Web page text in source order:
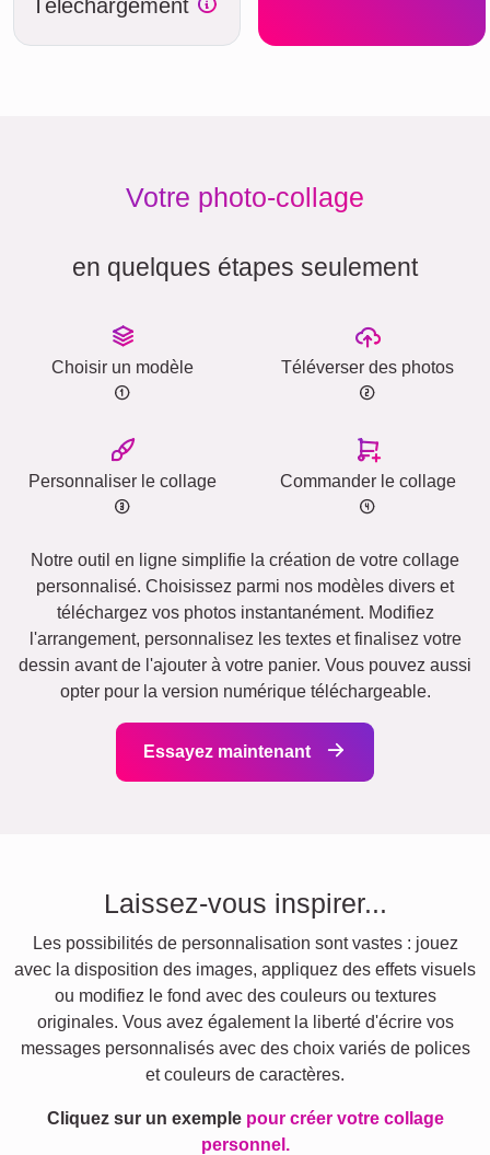
Téléchargement
Votre photo-collage
en quelques étapes seulement
Choisir un modèle Téléverser des photos
Personnaliser le collage Commander le collage
Notre outil en ligne simplifie la création de votre collage
personnalisé. Choisissez parmi nos modèles divers et
téléchargez vos photos instantanément. Modifiez
l'arrangement, personnalisez les textes et finalisez votre
dessin avant de l'ajouter à votre panier. Vous pouvez aussi
opter pour la version numérique téléchargeable.
Essayez maintenant
Laissez-vous inspirer...
Les possibilités de personnalisation sont vastes : jouez
avec la disposition des images, appliquez des effets visuels
ou modifiez le fond avec des couleurs ou textures
originales. Vous avez également la liberté d'écrire vos
messages personnalisés avec des choix variés de polices
et couleurs de caractères.
Cliquez sur un exemple pour créer votre collage
personnel.